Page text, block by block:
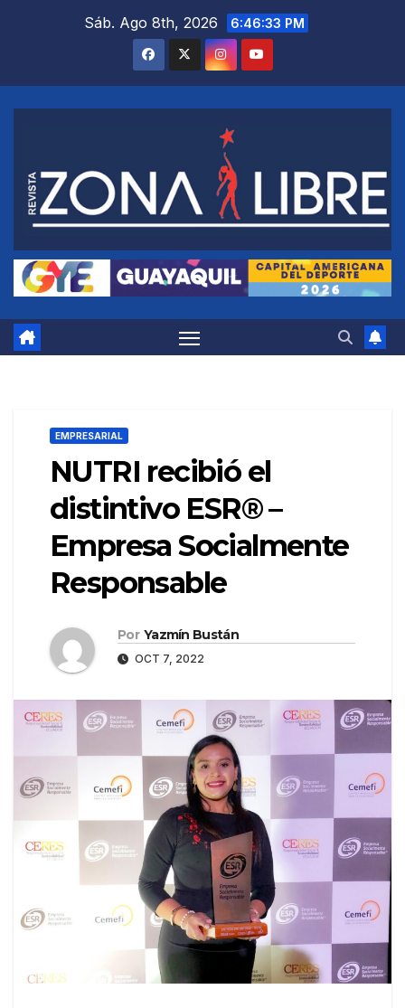
Sáb. Ago 8th, 2026 6:46:34 PM
EMPRESARIAL
NUTRI recibió el
distintivo ESR® –
Empresa Socialmente
Responsable
Por Yazmín Bustán
OCT 7, 2022